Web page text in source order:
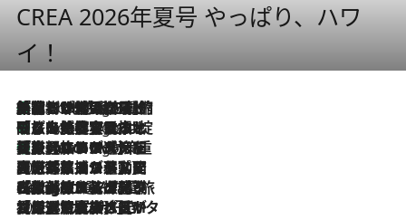
CREA 2026年夏号 やっぱり、ハワ
イ！
5 Hours Ago
「荷物が増えるほど旅ストレスは増す」美容ジャーナリストがたどり着いた最終結論。“化粧品を劇的に減らす”感動の凝縮美容とは
5 Hours Ago
「旅先には金髪ウィッグを持参」日本と同じメイクでは損してる!? 美容ジャーナリストが提案する“掟破りの旅美容”とは
5 Hours Ago
【厳選旅コスメ】「身軽さ＆UV対策重視！」ヘアアーティストshucoが選んだ夏旅ベストコスメを発表【Mサイズジップ】
2026.8.5
【厳選旅コスメ】国内をあちこち移動する河井菜摘が選んだ夏旅ベストコスメ発表！「リラックスアイテムはマスト」【Mサイズジップ】
2026.8.4
【厳選旅コスメ】「紫外線＆乾燥対策しながらメイク感も！」ヘア＆メイクGeorgeが選んだ夏旅ベストコスメを発表！【Mサイズジップ】
2026.8.3
【厳選旅コスメ】「保湿もタイパ重視！」“サウナ好き”タレント清水みさとが愛用する夏旅ベストコスメを発表！【Mサイズジップ】